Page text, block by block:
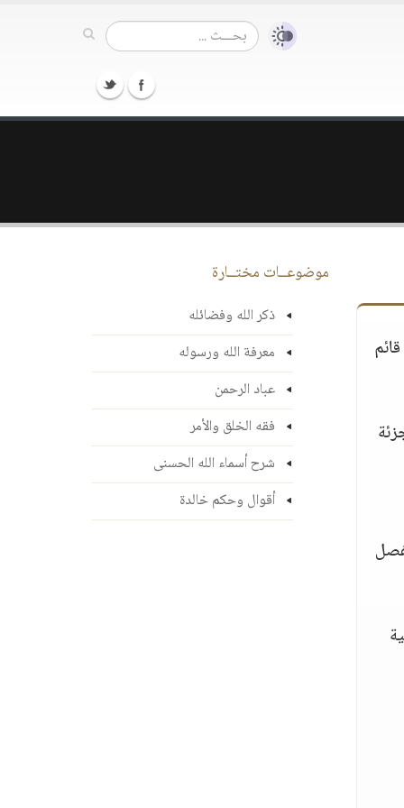
موضوعــات مختــارة
ذكر الله وفضائله
معرفة الله ورسوله
عباد الرحمن
فقه الخلق والأمر
شرح أسماء الله الحسنى
أقوال وحكم خالدة